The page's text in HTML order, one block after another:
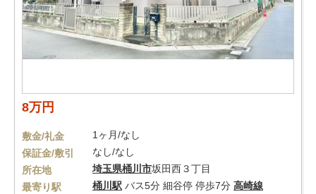
8万円
敷金/礼金
1ヶ月/なし
保証金/敷引
なし/なし
所在地
埼玉県桶川市坂田西３丁目
最寄り駅
桶川駅 バス5分 細谷停 停歩7分 高崎線